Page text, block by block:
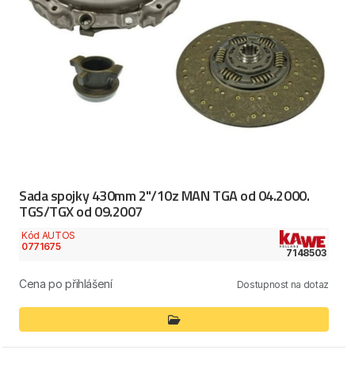
Sada spojky 430mm 2"/10z MAN TGA od 04.2000.
TGS/TGX od 09.2007
Kód AUTOS
0771675
7148503
Cena po přihlášení Dostupnost na dotaz